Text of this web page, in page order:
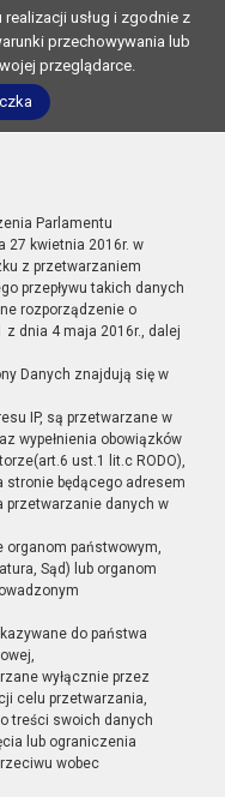
usług i zgodnie z
przechowywania lub
przeglądarce.
Parlamentu
27 kwietnia 2016r. w
z przetwarzaniem
przepływu takich danych
rozporządzenie o
z dnia 4 maja 2016r., dalej
Danych znajdują się w
IP, są przetwarzane w
wypełnienia obowiązków
ust.1 lit.c RODO),
stronie będącego adresem
przetwarzanie danych w
organom państwowym,
Sąd) lub organom
do państwa
wyłącznie przez
celu przetwarzania,
treści swoich danych
lub ograniczenia
wobec